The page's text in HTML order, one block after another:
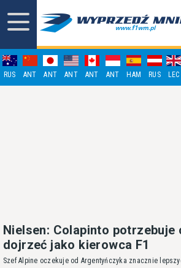
RUS ANT ANT ANT ANT ANT HAM RUS LEC
Nielsen: Colapinto potrzebuje
dojrzeć jako kierowca F1
Szef Alpine oczekuje od Argentyńczyka znacznie